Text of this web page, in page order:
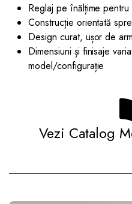
Reglaj pe înălțime pentru
Construcție orientată
Design curat, ușor de
Dimensiuni și finisaje
model/configurație
Vezi Catalog